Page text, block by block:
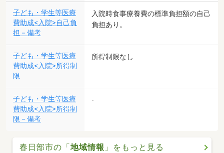
子ども・学生等医療
費助成<入院>自己負
担－備考
入院時食事療養費の標準負担額の自己
負担あり。
子ども・学生等医療
費助成<入院>所得制
限
所得制限なし
子ども・学生等医療
費助成<入院>所得制
限－備考
-
春日部市の「 地域情報 」をもっと見る